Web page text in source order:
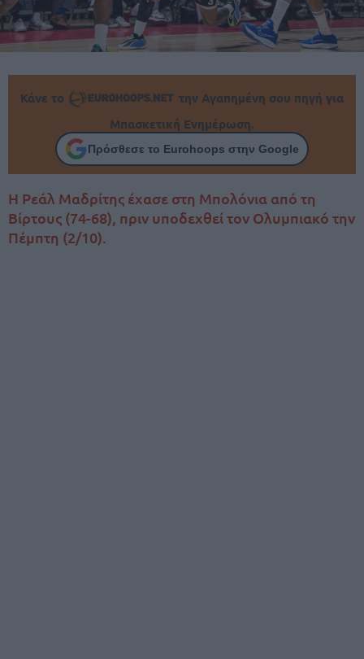
Κάνε το
την Αγαπημένη σου πηγή για
Μπασκετική Ενημέρωση.
Πρόσθεσε το Eurohoops στην Google
Η Ρεάλ Μαδρίτης έχασε στη Μπολόνια από τη
Βίρτους (74-68), πριν υποδεχθεί τον Ολυμπιακό την
Πέμπτη (2/10).